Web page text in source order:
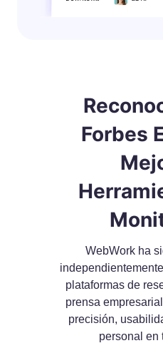
Forbes
WebWork ha
plataformas de
prensa
precisión,
personal en